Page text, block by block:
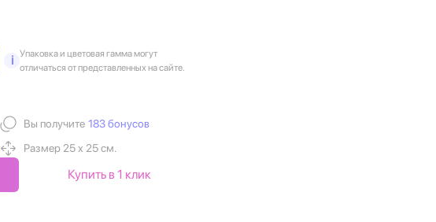
i
Упаковка и цветовая гамма могут
отличаться от представленных на сайте.
Вы получите 183 бонусов
Размер 25 х 25 см.
Купить в 1 клик